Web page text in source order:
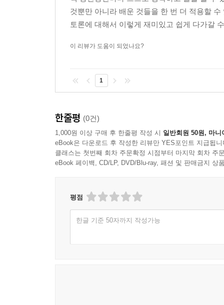
것뿐만 아니라 배운 것들을 한 번 더 적용할
토론에 대해서 이렇게 재미있고 쉽게 다가갈
이 리뷰가 도움이 되었나요?
1
한줄평 (0건)
1,000원 이상 구매 후 한줄평 작성 시 일반회원 50원, 마니
eBook은 다운로드 후 작성한 리뷰만 YES포인트 지급됩니
클래스는 첫번째 회차 주문확정 시점부터 마지막 회차 주
eBook 페이백, CD/LP, DVD/Blu-ray, 패션 및 판매금지 상
평점
한글 기준 50자까지 작성가능